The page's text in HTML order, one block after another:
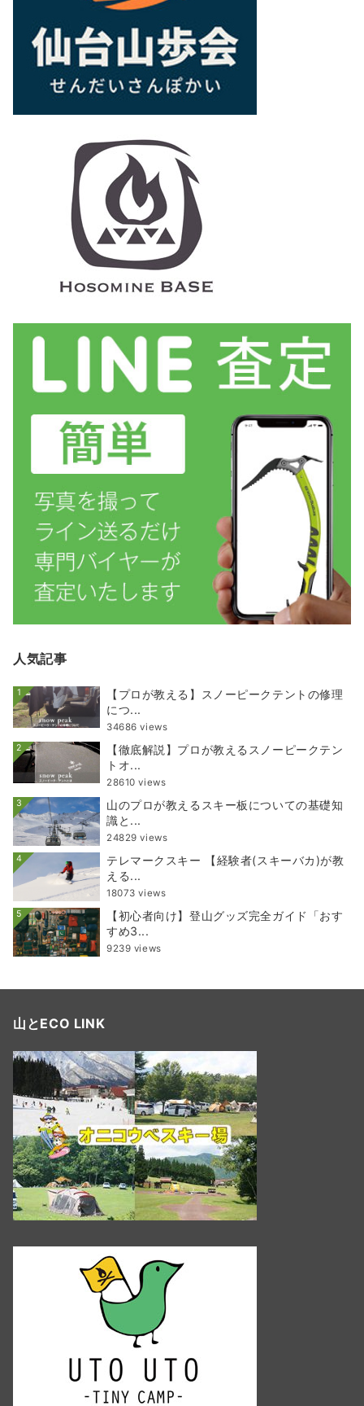
人気記事
1
【プロが教える】スノーピークテントの修理
につ...
34686 views
2
【徹底解説】プロが教えるスノーピークテン
トオ...
28610 views
3
山のプロが教えるスキー板についての基礎知
識と...
24829 views
4
テレマークスキー 【経験者(スキーバカ)が教
える...
18073 views
5
【初心者向け】登山グッズ完全ガイド「おす
すめ3...
9239 views
山とECO LINK